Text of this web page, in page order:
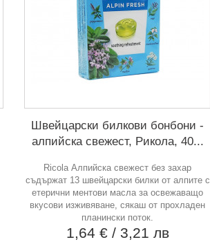
Швейцарски билкови бонбони -
алпийска свежест, Рикола, 40...
Ricola Алпийска свежест без захар
съдържат 13 швейцарски билки от алпите с
етерични ментови масла за освежаващо
вкусови изживяване, сякаш от прохладен
планински поток.
1,64 € / 3,21 лв